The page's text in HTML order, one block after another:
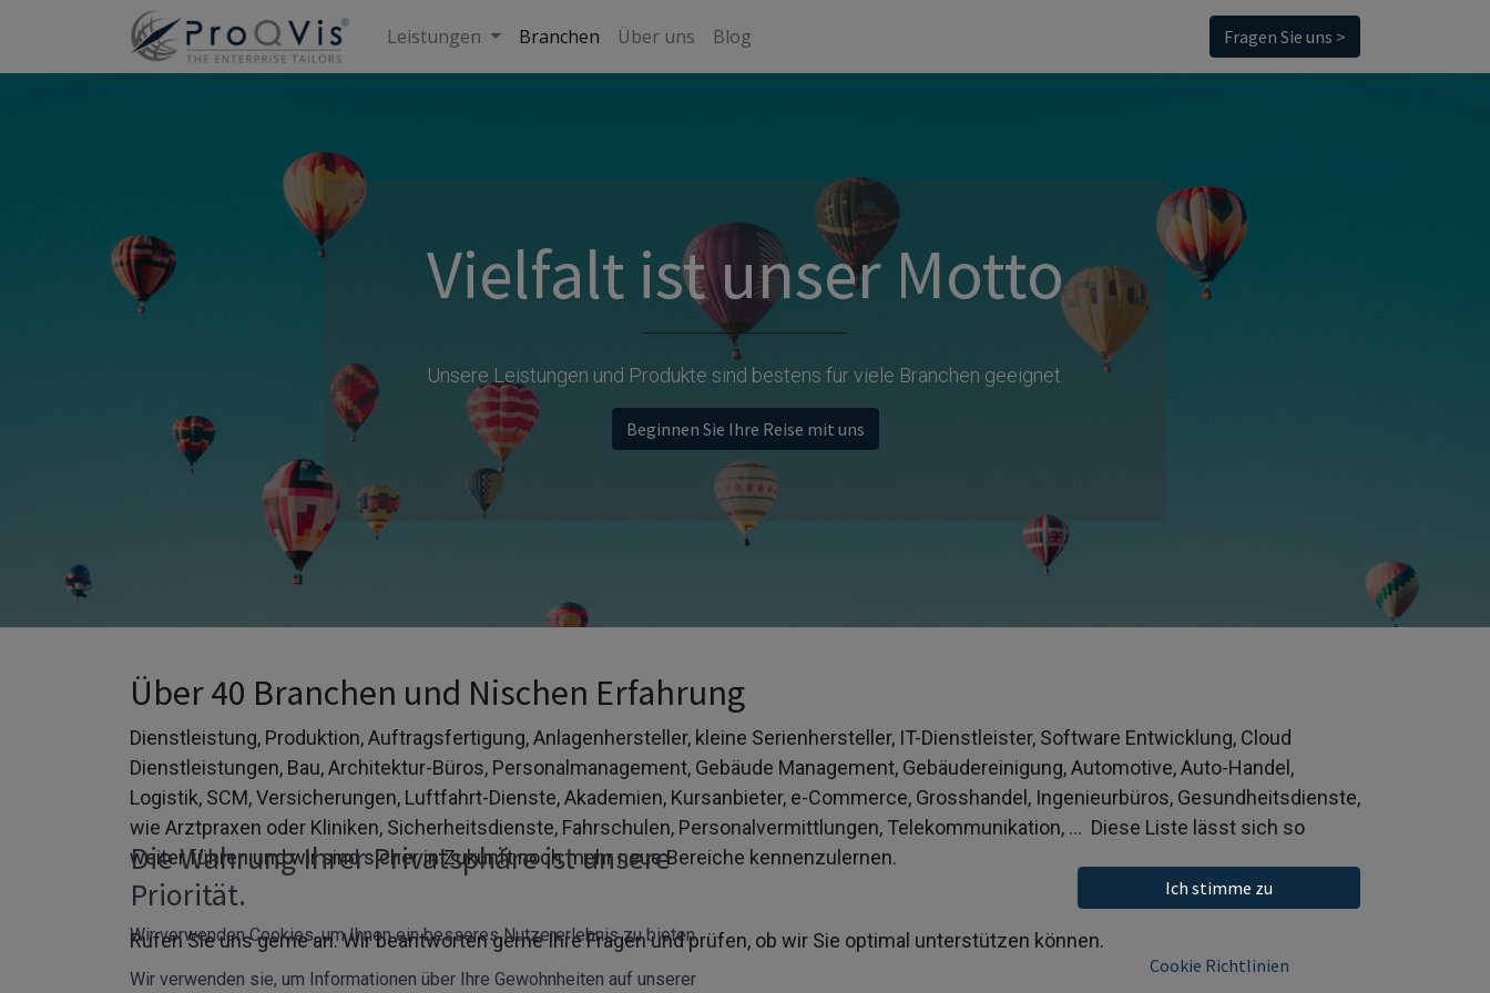
Leistungen Branchen Über uns Blog Fragen Sie uns >
Vielfalt ist unser Motto
Unsere Leistungen und Produkte sind bestens für viele Branchen geeignet.
Beginnen Sie Ihre Reise mit uns
Über 40 Branchen und Nischen Erfahrung
Dienstleistung, Produktion, Auftragsfertigung, Anlagenhersteller, kleine Serienhersteller, IT-Dienstleister, Software Entwicklung, Cloud
Dienstleistungen, Bau, Architektur-Büros, Personalmanagement, Gebäude Management, Gebäudereinigung, Automotive, Auto-Handel,
Logistik, SCM, Versicherungen, Luftfahrt-Dienste, Akademien, Kursanbieter, e-Commerce, Grosshandel, Ingenieurbüros, Gesundheitsdienste,
wie Arztpraxen oder Kliniken, Sicherheitsdienste, Fahrschulen, Personalvermittlungen, Telekommunikation, ... Diese Liste lässt sich so
weiter führen und wir sind sicher in Zukunft noch mehr neue Bereiche kennenzulernen.
Rufen Sie uns gerne an. Wir beantworten gerne Ihre Fragen und prüfen, ob wir Sie optimal unterstützen können.
Die Wahrung Ihrer Privatsphäre ist unsere
Priorität.
Wir verwenden Cookies, um Ihnen ein besseres Nutzererlebnis zu bieten.
Wir verwenden sie, um Informationen über Ihre Gewohnheiten auf unserer
Ich stimme zu
Cookie Richtlinien